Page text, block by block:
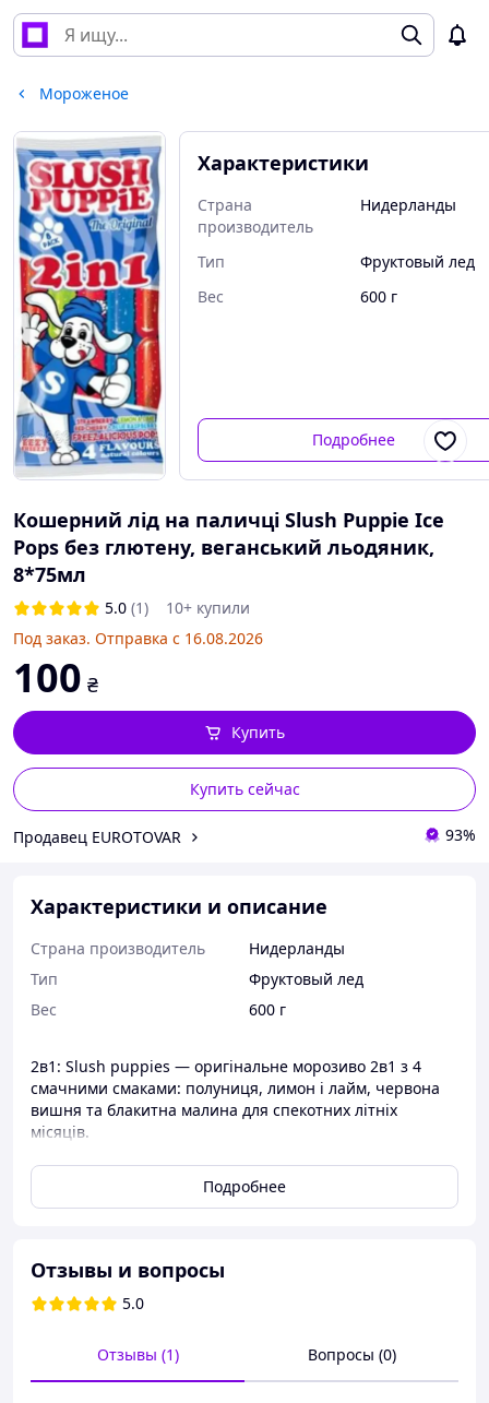
Мороженое
Характеристики
Страна
производитель
Нидерланды
Тип
Фруктовый лед
Вес
600 г
Подробнее
Кошерний лід на паличці Slush Puppie Ice
Pops без глютену, веганський льодяник,
8*75мл
5.0 (1)
10+ купили
Под заказ. Отправка с 16.08.2026
100 ₴
Купить сейчас
Купить
Продавец EUROTOVAR 93%
Характеристики и описание
Страна производитель
Нидерланды
Тип
Фруктовый лед
Вес
600 г
2в1: Slush puppies — оригінальне морозиво 2в1 з 4
смачними смаками: полуниця, лимон і лайм, червона
вишня та блакитна малина для спекотних літніх
місяців.
вегетаріанського та безглютенового
Кошерне морозиво на паличці з вашим улюбленим
влітку
Подробнее
Отзывы и вопросы
5.0
Отзывы (1) Вопросы (0)